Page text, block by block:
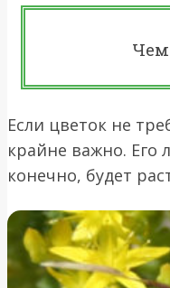
Чем
Если цветок не
крайне важно. Его
конечно, будет